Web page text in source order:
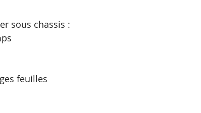
sous chassis :
feuilles